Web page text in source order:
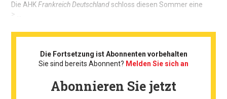
Die AHKFrankreich Deutschlandschloss diesen Sommer eine
> ...
Die Fortsetzung ist Abonnenten vorbehalten
Sie sind bereits Abonnent? Melden Sie sich an
Abonnieren Sie jetzt